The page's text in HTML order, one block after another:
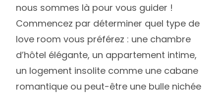
nous sommes là pour vous guider !
Commencez par déterminer quel type de
love room vous préférez : une chambre
d’hôtel élégante, un appartement intime,
un logement insolite comme une cabane
romantique ou peut-être une bulle nichée